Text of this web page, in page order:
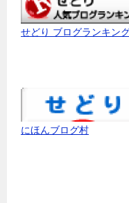
せどり ブログランキン
にほんブログ村